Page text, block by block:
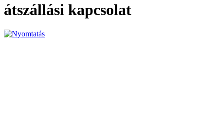
átszállási kapcsolat